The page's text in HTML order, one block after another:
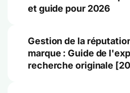
et guide pour 2026
Gestion de la
marque : Guide de
recherche originale